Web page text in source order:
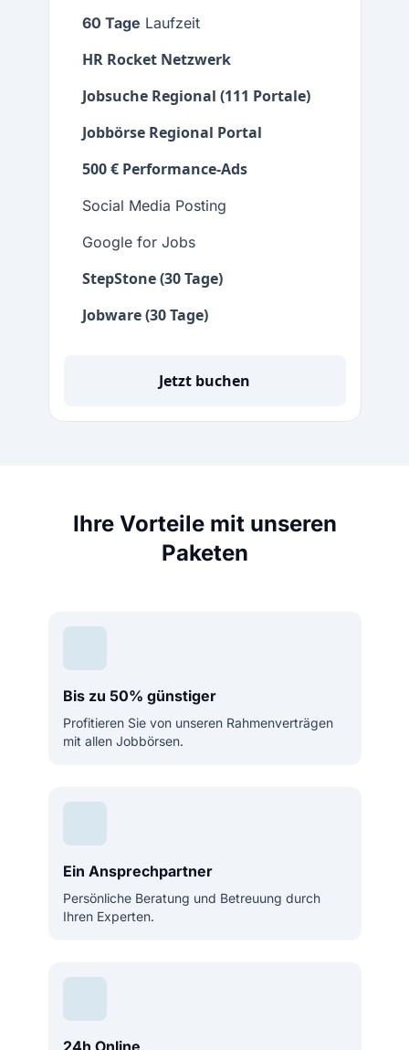
60 Tage Laufzeit
HR Rocket Netzwerk
Jobsuche Regional (111 Portale)
Jobbörse Regional Portal
500 € Performance-Ads
Social Media Posting
Google for Jobs
StepStone (30 Tage)
Jobware (30 Tage)
Jetzt buchen
Ihre Vorteile mit unseren
Paketen
Bis zu 50% günstiger
Profitieren Sie von unseren Rahmenverträgen
mit allen Jobbörsen.
Ein Ansprechpartner
Persönliche Beratung und Betreuung durch
Ihren Experten.
24h Online